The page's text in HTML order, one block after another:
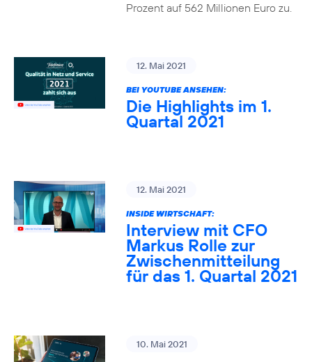
Prozent auf 562 Millionen Euro zu.
12. Mai 2021
BEI YOUTUBE ANSEHEN:
Die Highlights im 1.
Quartal 2021
12. Mai 2021
INSIDE WIRTSCHAFT:
Interview mit CFO
Markus Rolle zur
Zwischenmitteilung
für das 1. Quartal 2021
10. Mai 2021